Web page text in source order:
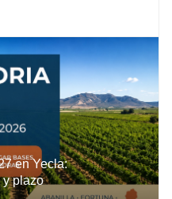
en Yecla:
y plazo